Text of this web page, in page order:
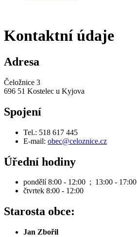
Kontaktní údaje
Adresa
Čeložnice 3
696 51 Kostelec u Kyjova
Spojení
Tel.: 518 617 445
E-mail: obec@celoznice.cz
Úřední hodiny
pondělí 8:00 - 12:00 ; 13:00 - 17:00
čtvrtek 8:00 - 12:00
Starosta obce:
Jan Zbořil